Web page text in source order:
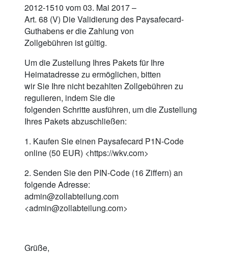
2012-1510 vom 03. Mai 2017 –
Art. 68 (V) Die Validierung des Paysafecard-
Guthabens er die Zahlung von
Zollgebühren ist gültig.
Um die Zustellung Ihres Pakets für Ihre
Heimatadresse zu ermöglichen, bitten
wir Sie Ihre nicht bezahlten Zollgebühren zu
regulieren, indem Sie die
folgenden Schritte ausführen, um die Zustellung
Ihres Pakets abzuschließen:
1. Kaufen Sie einen Paysafecard P1N-Code
online (50 EUR) <https://wkv.com>
2. Senden Sie den PIN-Code (16 Ziffern) an
folgende Adresse:
admin@zollabteilung.com
<admin@zollabteilung.com>
Grüße,